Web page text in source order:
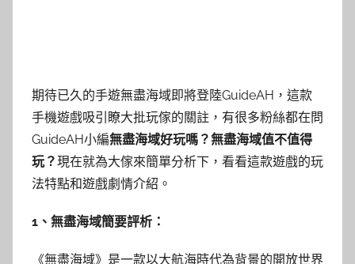
期待已久的手遊無盡海域即將登陸GuideAH，這款
手機遊戲吸引瞭大批玩傢的關註，有很多粉絲都在問
GuideAH小編無盡海域好玩嗎？無盡海域值不值得
玩？現在就為大傢來簡單分析下，看看這款遊戲的玩
法特點和遊戲劇情介紹。
1、無盡海域簡要評析：
《無盡海域》是一款以大航海時代為背景的開放世界